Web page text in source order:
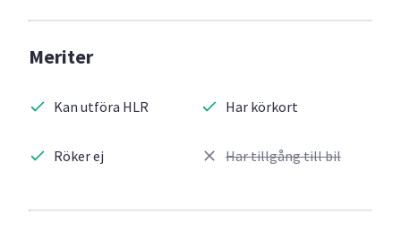
Meriter
Kan utföra HLR
Röker ej
Har körkort
Har tillgång till bil